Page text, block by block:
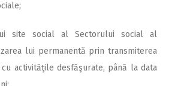
site social al Sectorului social al
lui permanentă prin transmiterea
activităţile desfăşurate, până la data